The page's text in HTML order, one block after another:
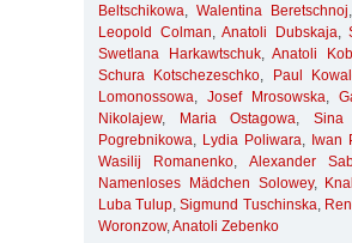
Beltschikowa,Walentina Beretschnoj
Leopold Colman,Anatoli Dubskaja,
Swetlana Harkawtschuk,Anatoli
Schura Kotschezeschko, Paul
Lomonossowa, Josef Mrosowska,
Nikolajew, Maria Ostagowa, Sina
Pogrebnikowa, Lydia Poliwara, Iwan
Wasilij Romanenko, Alexander
Namenloses Mädchen Solowey,
Luba Tulup,Sigmund Tuschinska,
Woronzow,Anatoli Zebenko